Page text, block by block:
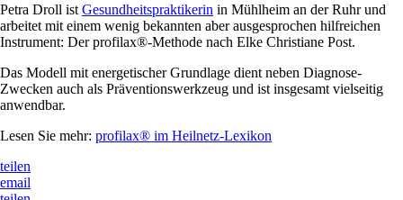
Petra Droll ist Gesundheitspraktikerin in Mühlheim an der Ruhr und
arbeitet mit einem wenig bekannten aber ausgesprochen hilfreichen
Instrument: Der profilax®-Methode nach Elke Christiane Post.
Das Modell mit energetischer Grundlage dient neben Diagnose-
Zwecken auch als Präventionswerkzeug und ist insgesamt vielseitig
anwendbar.
Lesen Sie mehr: profilax® im Heilnetz-Lexikon
teilen
email